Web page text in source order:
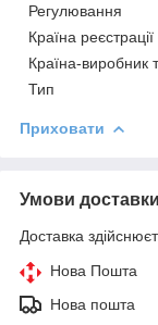
Регулювання
Країна
Країна-виробник
Тип
Приховати
Умови доставки
Доставка
Нова Пошта
Нова пошта